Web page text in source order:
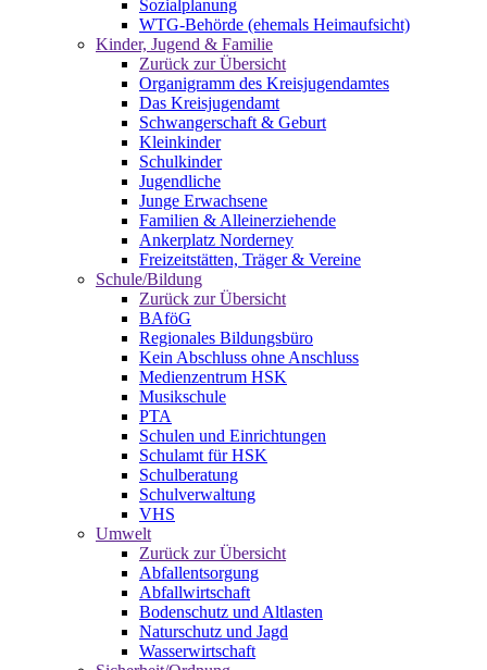
Sozialplanung
WTG-Behörde (ehemals Heimaufsicht)
Kinder, Jugend & Familie
Zurück zur Übersicht
Organigramm des Kreisjugendamtes
Das Kreisjugendamt
Schwangerschaft & Geburt
Kleinkinder
Schulkinder
Jugendliche
Junge Erwachsene
Familien & Alleinerziehende
Ankerplatz Norderney
Freizeitstätten, Träger & Vereine
Schule/Bildung
Zurück zur Übersicht
BAföG
Regionales Bildungsbüro
Kein Abschluss ohne Anschluss
Medienzentrum HSK
Musikschule
PTA
Schulen und Einrichtungen
Schulamt für HSK
Schulberatung
Schulverwaltung
VHS
Umwelt
Zurück zur Übersicht
Abfallentsorgung
Abfallwirtschaft
Bodenschutz und Altlasten
Naturschutz und Jagd
Wasserwirtschaft